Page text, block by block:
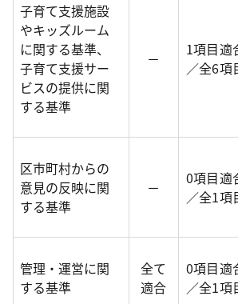
子育て支援施設
やキッズルーム
に関する基準、
子育て支援サー
ビスの提供に関
する基準
－
1項目適
／全6項
区市町村からの
意見の反映に関
する基準
－
0項目適
／全1項
管理・運営に関
する基準
全て
適合
0項目適
／全1項